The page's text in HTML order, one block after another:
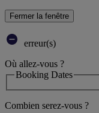
Fermer la fenêtre
erreur(s)
Où allez-vous ?
Booking Dates
Combien serez-vous ?